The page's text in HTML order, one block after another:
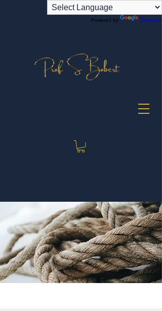
Powered by Translate